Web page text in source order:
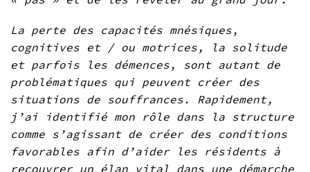
La perte des capacités mnésiques,
cognitives et / ou motrices, la solitude
et parfois les démences, sont autant de
problématiques qui peuvent créer des
situations de souffrances. Rapidement,
j’ai identifié mon rôle dans la structure
comme s’agissant de créer des conditions
favorables afin d’aider les résidents à
recouvrer un élan vital dans une démarche